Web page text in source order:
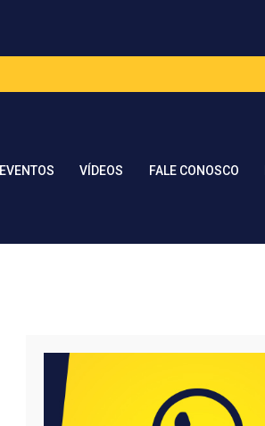
EVENTOS VÍDEOS FALE CONOSCO